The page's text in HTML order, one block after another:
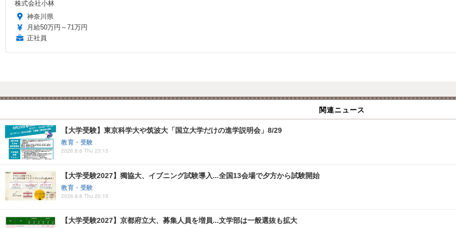
株式会社小林
神奈川県
月給50万円～71万円
正社員
関連ニュース
【大学受験】東京科学大や筑波大「国立大学だけの進学説明会」8/29
教育・受験
2026.8.6 Thu 23:15
【大学受験2027】獨協大、イブニング試験導入...全国13会場で夕方から試験開始
教育・受験
2026.8.6 Thu 20:15
【大学受験2027】京都府立大、募集人員を増員...文学部は一般選抜も拡大